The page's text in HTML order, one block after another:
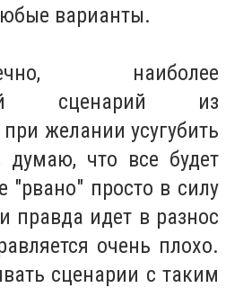
варианты.
наиболее
сценарий из
желании усугубить
что все будет
"рвано" просто в силу
правда идет в разнос
очень плохо.
сценарии с таким